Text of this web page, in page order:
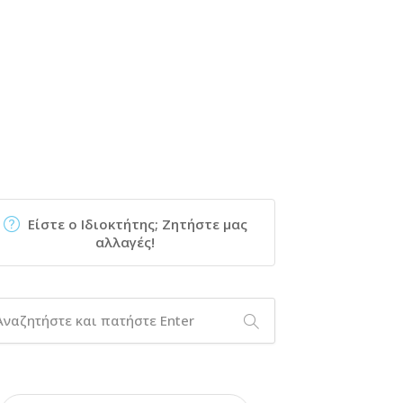
Είστε ο Ιδιοκτήτης; Ζητήστε μας
αλλαγές!